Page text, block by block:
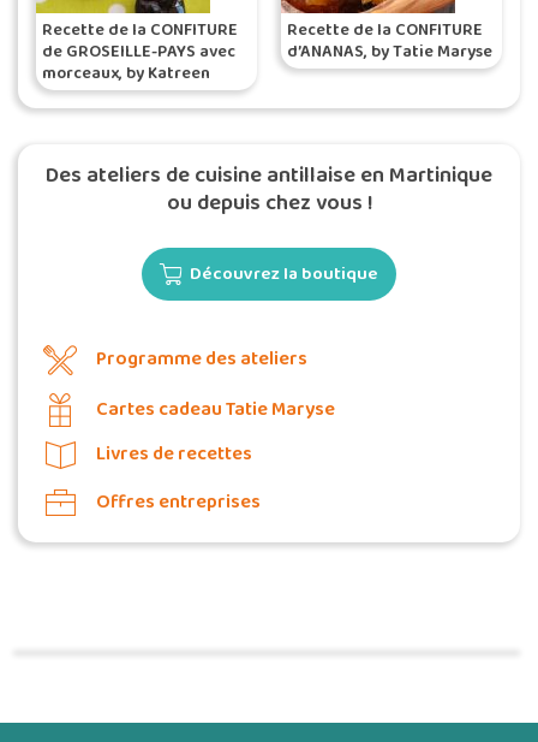
Recette de la CONFITURE
de GROSEILLE-PAYS avec
morceaux, by Katreen
Recette de la CONFITURE
d’ANANAS, by Tatie Maryse
Des ateliers de cuisine antillaise en Martinique
ou depuis chez vous !
Découvrez la boutique
Programme des ateliers
Cartes cadeau Tatie Maryse
Livres de recettes
Offres entreprises